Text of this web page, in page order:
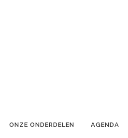
ONZE ONDERDELEN AGENDA